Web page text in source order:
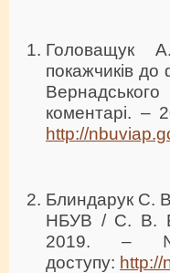
Головащук
покажчиків до
коментарі.
http://
Блиндарук С.
НБУВ / С. В.
2019. –
доступу: http://